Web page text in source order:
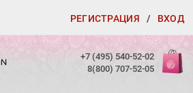
РЕГИСТРАЦИЯ / ВХОД
КАК ЗАКАЗАТЬ+7 (495) 540-52-02
8(800) 707-52-05